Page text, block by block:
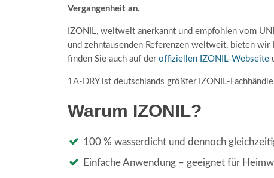
Vergangenheit an.
IZONIL, weltweit anerkannt und empfohlen vom
und zehntausenden Referenzen weltweit, bieten
finden Sie auch auf der offiziellen IZONIL-Webseite
1A-DRY ist deutschlands größter IZONIL-
Warum IZONIL?
100 % wasserdicht und dennoch
Einfache Anwendung – geeignet für